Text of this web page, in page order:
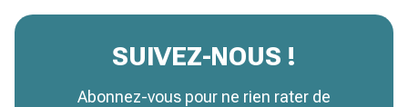
SUIVEZ-NOUS !
Abonnez-vous pour ne rien rater de